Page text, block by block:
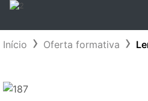
Início Oferta formativa